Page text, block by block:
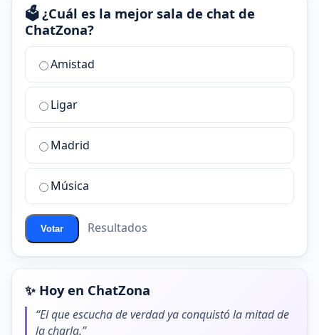
🗳️ ¿Cuál es la mejor sala de chat de
ChatZona?
¿Cuál
la
mejor
sala
chat
ChatZona?
Amistad
Ligar
Madrid
Música
Votar Resultados
✨ Hoy en ChatZona
“El que escucha de verdad ya conquistó la mitad de
la charla.”